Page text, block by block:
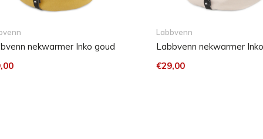
temperatuur / Wassen
nekwarmer Inko goud
Labbvenn
Labbvenn nekwarmer
€29,00